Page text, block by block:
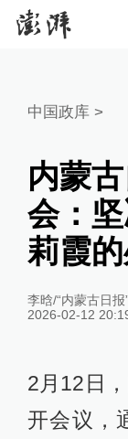
中国政库 >
内蒙
会：
莉霞
李晗/“内蒙古日报
2026-02-12
2月12日
开会议，